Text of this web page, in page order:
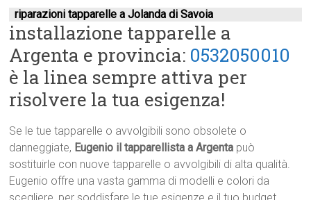
riparazioni tapparelle a Jolanda di Savoia
installazione tapparelle a
Argenta e provincia: 0532050010
è la linea sempre attiva per
risolvere la tua esigenza!
Se le tue tapparelle o avvolgibili sono obsolete o
danneggiate, Eugenio il tapparellista a Argenta può
sostituirle con nuove tapparelle o avvolgibili di alta qualità.
Eugenio offre una vasta gamma di modelli e colori da